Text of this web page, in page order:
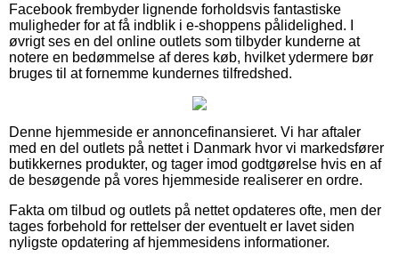
Facebook frembyder lignende forholdsvis fantastiske
muligheder for at få indblik i e-shoppens pålidelighed. I
øvrigt ses en del online outlets som tilbyder kunderne at
notere en bedømmelse af deres køb, hvilket ydermere bør
bruges til at fornemme kundernes tilfredshed.
Denne hjemmeside er annoncefinansieret. Vi har aftaler
med en del outlets på nettet i Danmark hvor vi markedsfører
butikkernes produkter, og tager imod godtgørelse hvis en af
de besøgende på vores hjemmeside realiserer en ordre.
Fakta om tilbud og outlets på nettet opdateres ofte, men der
tages forbehold for rettelser der eventuelt er lavet siden
nyligste opdatering af hjemmesidens informationer.